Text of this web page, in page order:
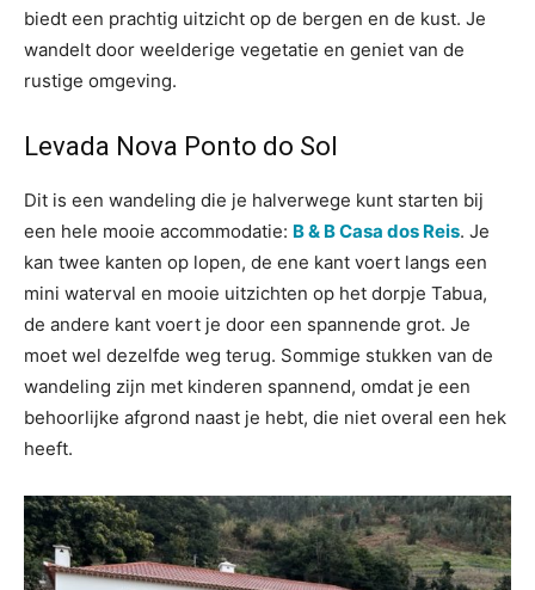
biedt een prachtig uitzicht op de bergen en de kust. Je
wandelt door weelderige vegetatie en geniet van de
rustige omgeving.
Levada Nova Ponto do Sol
Dit is een wandeling die je halverwege kunt starten bij
een hele mooie accommodatie: B & B Casa dos Reis. Je
kan twee kanten op lopen, de ene kant voert langs een
mini waterval en mooie uitzichten op het dorpje Tabua,
de andere kant voert je door een spannende grot. Je
moet wel dezelfde weg terug. Sommige stukken van de
wandeling zijn met kinderen spannend, omdat je een
behoorlijke afgrond naast je hebt, die niet overal een hek
heeft.